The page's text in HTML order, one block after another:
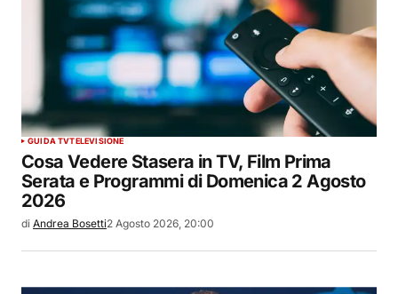
GUIDA TVTELEVISIONE
Cosa Vedere Stasera in TV, Film Prima
Serata e Programmi di Domenica 2 Agosto
2026
di Andrea Bosetti2 Agosto 2026, 20:00